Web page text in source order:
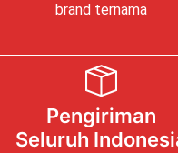
brand ternama
Pengiriman
Seluruh